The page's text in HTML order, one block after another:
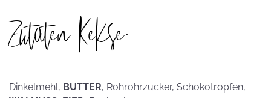
Zutaten Kekse:
Dinkelmehl, BUTTER, Rohrohrzucker, Schokotropfen,